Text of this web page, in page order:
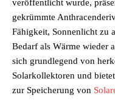
veröffentlicht wurde,
gekrümmte
Fähigkeit, Sonnenlicht zu
Bedarf als Wärme wieder
sich grundlegend von
Solarkollektoren und
zur Speicherung von